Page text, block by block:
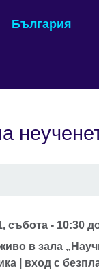
България
събота - 10:30
в зала
| вход с